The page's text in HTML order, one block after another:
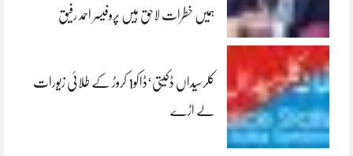
ہمیں خطرات لاحق ہیں پروفیسر احمد رفیق
کلرسیداں ڈکیتی‘ڈاکو1 کروڑ کے طلائی زیورات
لے اڑے